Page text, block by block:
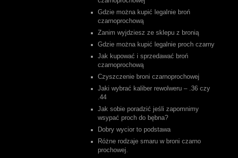
Gdzie można kupić legalnie broń
czarnoprochową
Zanim wyjdziesz ze sklepu z bronią
Gdzie można kupić legalnie proch czarny
Jak kupować i sprzedawać broń
czarnoprochową
Czyszczenie broni czarnoprochowej
Jaki wybrać kaliber rewolweru – .36 czy
.44
Jak sobie poradzić jeśli zapomnimy
wsypać proch do bębna?
Dobry wycior to podstawa
Różne rodzaje smaru w broni czarno
prochowej.